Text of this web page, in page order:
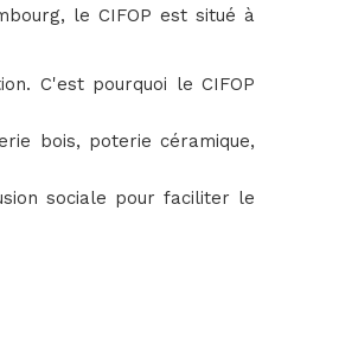
le CIFOP est situé à
C'est pourquoi le CIFOP
bois, poterie céramique,
sociale pour faciliter le